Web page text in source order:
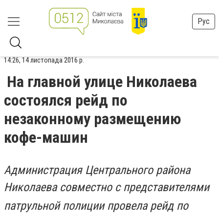
Рус
14:26, 14 листопада 2016 р.
На главной улице Николаева
состоялся рейд по
незаконному размещению
кофе-машин
Администрация Центрального района
Николаевасовместно с представителями
патрульной полиции провела рейд по